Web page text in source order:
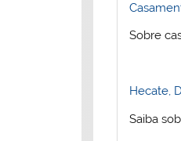
Sobre
Hecate,
Saiba